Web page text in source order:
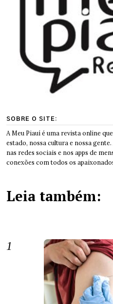
SOBRE O SITE:
A Meu Piauí é uma revista online
estado, nossa cultura e nossa
nas redes sociais e nos apps de
conexões com todos os
Leia também: